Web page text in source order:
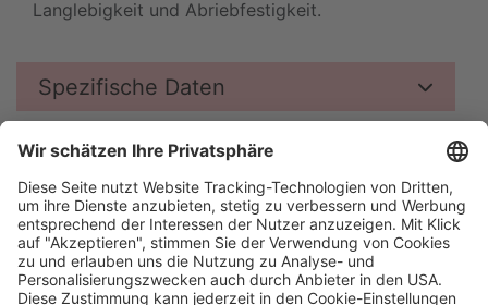
Langlebigkeit und Abriebfestigkeit.
Spezifische Daten
Newsletter
Impressum
Datenschutz
Brands of Kerbl